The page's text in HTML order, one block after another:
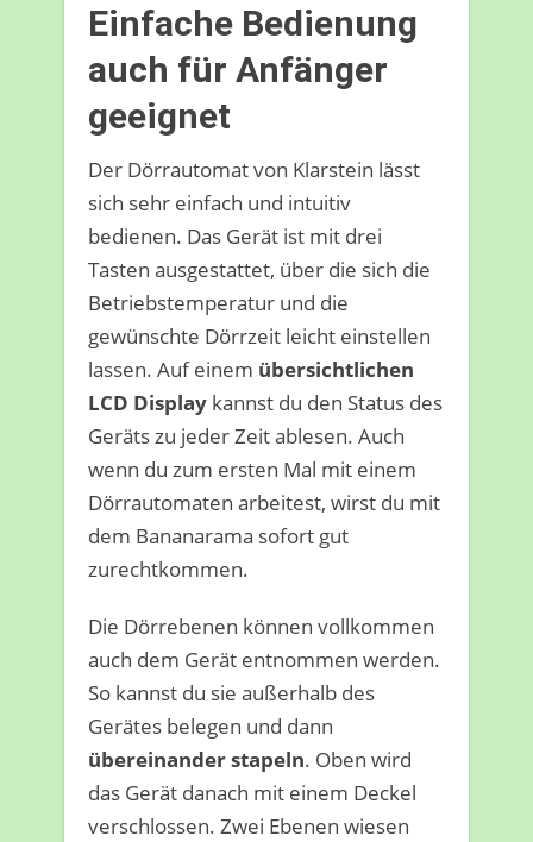
Einfache Bedienung
auch für Anfänger
geeignet
Der Dörrautomat von Klarstein lässt
sich sehr einfach und intuitiv
bedienen. Das Gerät ist mit drei
Tasten ausgestattet, über die sich die
Betriebstemperatur und die
gewünschte Dörrzeit leicht einstellen
lassen. Auf einem übersichtlichen
LCD Display kannst du den Status des
Geräts zu jeder Zeit ablesen. Auch
wenn du zum ersten Mal mit einem
Dörrautomaten arbeitest, wirst du mit
dem Bananarama sofort gut
zurechtkommen.
Die Dörrebenen können vollkommen
auch dem Gerät entnommen werden.
So kannst du sie außerhalb des
Gerätes belegen und dann
übereinander stapeln. Oben wird
das Gerät danach mit einem Deckel
verschlossen. Zwei Ebenen wiesen